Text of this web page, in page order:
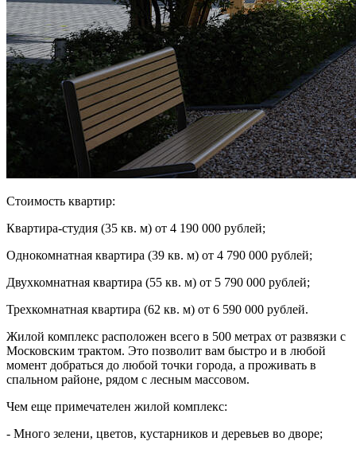
Стоимость квартир:
Квартира-студия (35 кв. м) от 4 190 000 рублей;
Однокомнатная квартира (39 кв. м) от 4 790 000 рублей;
Двухкомнатная квартира (55 кв. м) от 5 790 000 рублей;
Трехкомнатная квартира (62 кв. м) от 6 590 000 рублей.
Жилой комплекс расположен всего в 500 метрах от развязки с
Московским трактом. Это позволит вам быстро и в любой
момент добраться до любой точки города, а проживать в
спальном районе, рядом с лесным массовом.
Чем еще примечателен жилой комплекс:
- Много зелени, цветов, кустарников и деревьев во дворе;